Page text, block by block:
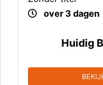
over 3 dagen
Huidig